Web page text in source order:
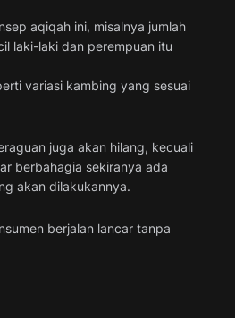
aqiqah ini, misalnya jumlah
laki-laki dan perempuan itu
variasi kambing yang sesuai
juga akan hilang, kecuali
berbahagia sekiranya ada
akan dilakukannya.
berjalan lancar tanpa